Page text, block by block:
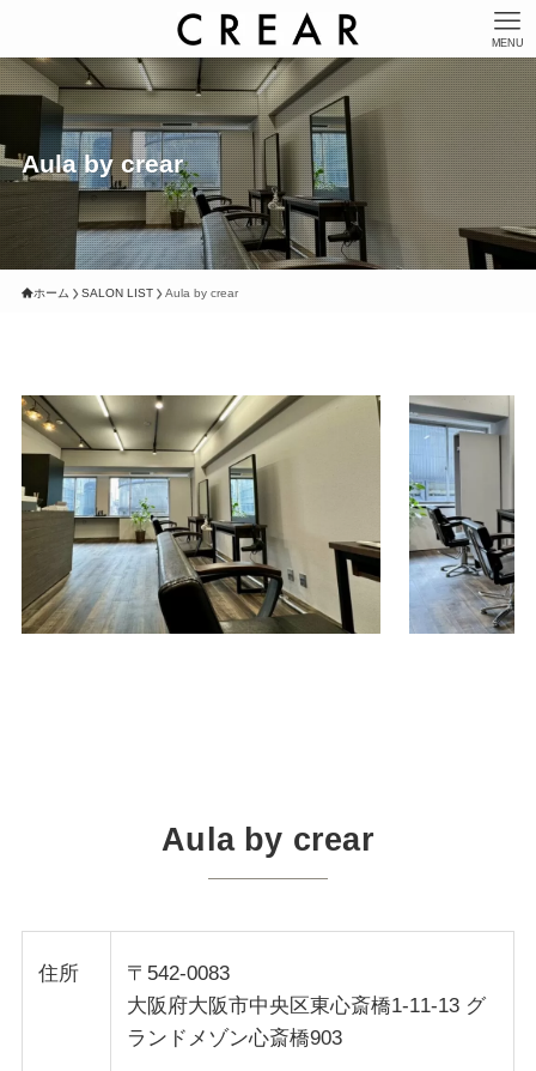
MENU
Aula by crear
ホーム SALON LIST Aula by crear
Aula by crear
住所
〒542-0083
大阪府大阪市中央区東心斎橋1-11-13 グ
ランドメゾン心斎橋903